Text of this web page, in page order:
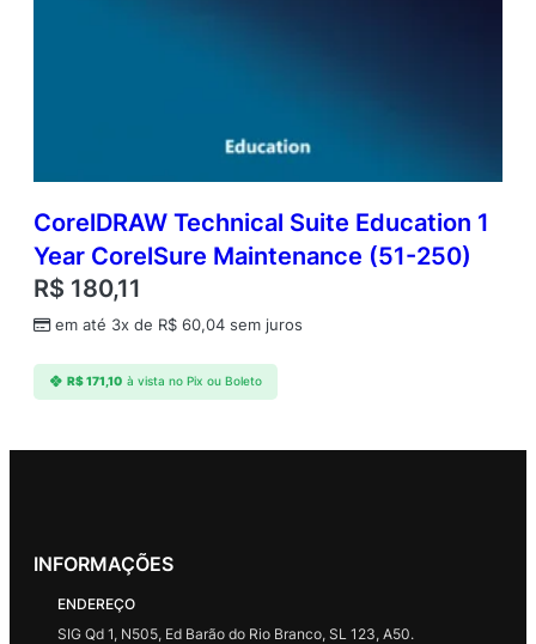
CorelDRAW Technical Suite Education 1
Year CorelSure Maintenance (51-250)
R$ 180,11
em até 3x de R$ 60,04 sem juros
R$171,10 à vista no Pix ou Boleto
INFORMAÇÕES
ENDEREÇO
SIG Qd 1, N505, Ed Barão do Rio Branco, SL 123, A50.